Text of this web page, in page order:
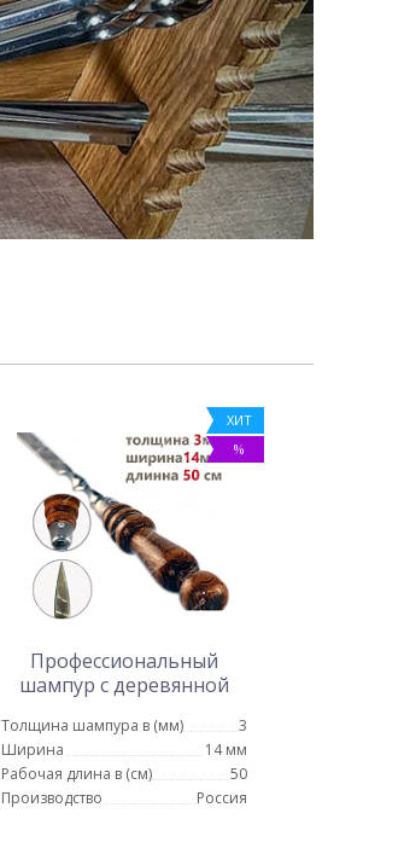
ХИТ
%
Профессиональный
шампур с деревянной
мм - 50 см
Толщина шампура в (мм)
3
Ширина
14 мм
Рабочая длина в (см)
50
Производство
Россия